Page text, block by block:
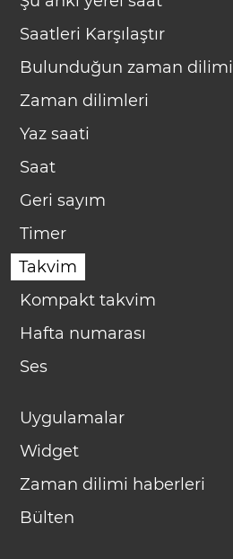
Saatleri Karşılaştır
Bulunduğun zaman dilimi
Zaman dilimleri
Yaz saati
Saat
Geri sayım
Timer
Takvim
Kompakt takvim
Hafta numarası
Ses
Uygulamalar
Widget
Zaman dilimi haberleri
Bülten